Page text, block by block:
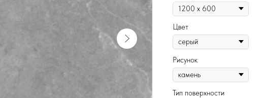
Цвет
Рисунок
Тип поверхности